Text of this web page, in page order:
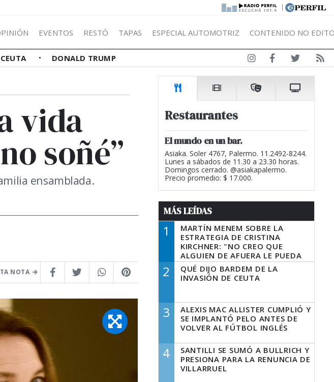
|
EVENTOS RESTÓ TAPAS ESPECIAL AUTOMOTRIZ CONTENIDO NO
CEUTA DONALD TRUMP
vida
soñé”
ensamblada.
NOTA
Restaurantes
El mundo en un bar.
Asiaka. Soler 4767, Palermo. 11.2492-8244.
Lunes a sábados de 11.30 a 23.30 horas.
Domingos cerrado. @asiakapalermo.
Precio promedio: $ 17.000.
MÁS LEÍDAS
1
MARTÍN MENEM SOBRE LA
ESTRATEGIA DE CRISTINA
KIRCHNER: "NO CREO QUE
ALGUIEN DE AFUERA LE PUEDA
DECIR A LA JUSTICIA LO QUE
TIENE QUE HACER"
2
QUÉ DIJO BARDEM DE LA
INVASIÓN DE CEUTA
3
ALEXIS MAC ALLISTER CUMPLIÓ Y
SE IMPLANTÓ PELO ANTES DE
VOLVER AL FÚTBOL INGLÉS
4
SANTILLI SE SUMÓ A BULLRICH Y
PRESIONA PARA LA RENUNCIA DE
VILLARRUEL